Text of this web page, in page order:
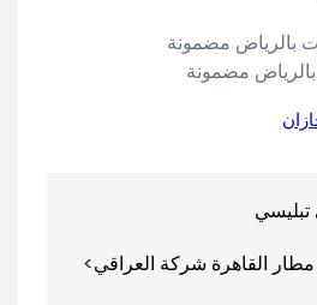
مضمونة
تبليسي
القاهرة شركة العراقي